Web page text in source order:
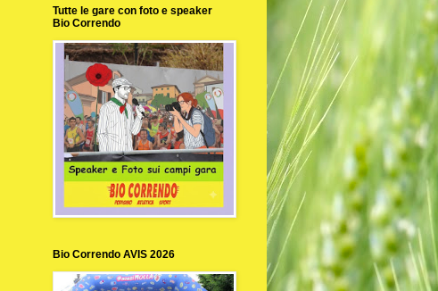
Tutte le gare con foto e speaker
Bio Correndo
Bio Correndo AVIS 2026